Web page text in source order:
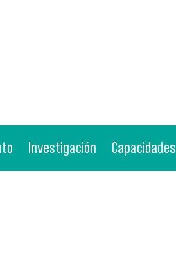
Investigación Capacidades